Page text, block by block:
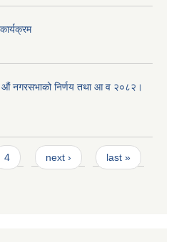
‍औं नगरसभाको निर्णय तथा आ व २०८२।
4 next › last »